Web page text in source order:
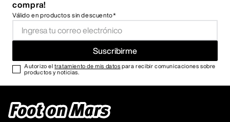
compra!
Válido en productos sin descuento*
Suscribirme
Autorizo eltratamiento de mis datos para recibir comunicaciones sobre
productos y noticias.